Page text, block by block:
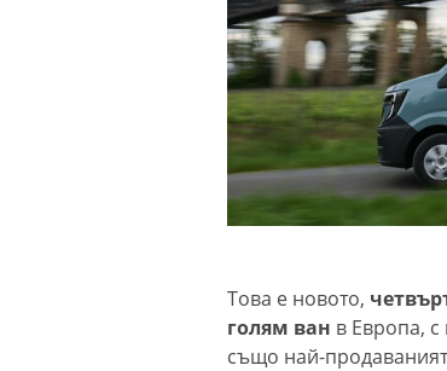
Това е новото,
голям ван в Европа,
също най-